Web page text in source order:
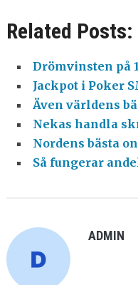
Related Posts:
Drömvinsten på
Jackpot i Poker
Även världens
Nekas handla
Nordens bästa
Så fungerar
ADMIN